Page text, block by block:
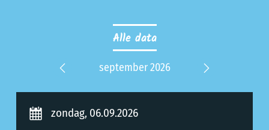
Alle data
Previous
september 2026
Next
zondag, 06.09.2026